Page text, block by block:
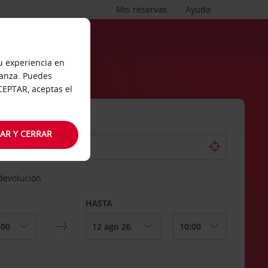
Ayuda
Mis reservas
HASTA
experiencia en
Puedes
aceptas el
Y CERRAR